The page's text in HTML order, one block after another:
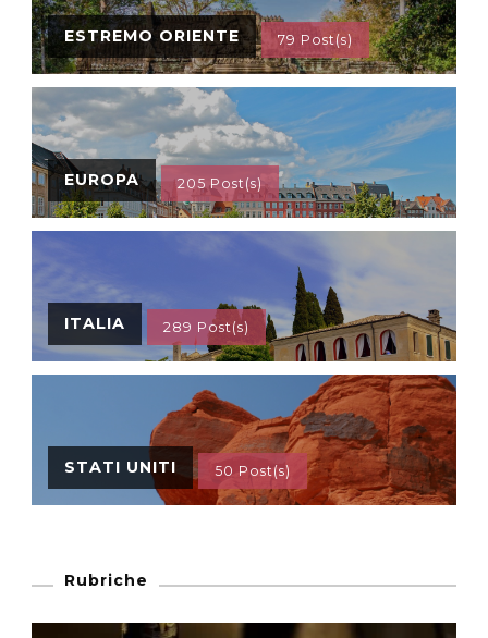
ESTREMO ORIENTE 79 Post(s)
EUROPA 205 Post(s)
ITALIA 289 Post(s)
STATI UNITI 50 Post(s)
Rubriche